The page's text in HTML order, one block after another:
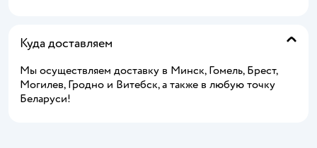
Куда доставляем
Мы осуществляем доставку в Минск, Гомель, Брест,
Могилев, Гродно и Витебск, а также в любую точку
Беларуси!